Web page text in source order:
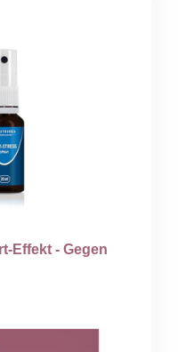
Effekt - Gegen